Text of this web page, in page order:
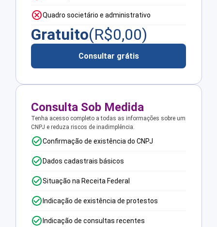
Quadro societário e administrativo
Gratuito(R$0,00)
Consultar grátis
Consulta Sob Medida
Tenha acesso completo a todas as informações sobre um
CNPJ e reduza riscos de inadimplência.
Confirmação de existência do CNPJ
Dados cadastrais básicos
Situação na Receita Federal
Indicação de existência de protestos
Indicação de consultas recentes